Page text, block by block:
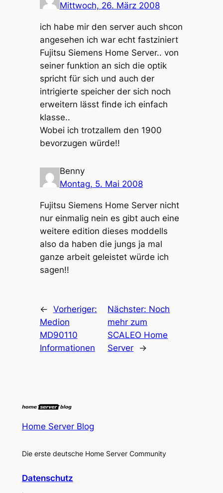
Mittwoch, 26. März 2008
ich habe mir den server auch shcon
angesehen ich war echt fastziniert
Fujitsu Siemens Home Server.. von
seiner funktion an sich die optik
spricht für sich und auch der
intrigierte speicher der sich noch
erweitern lässt finde ich einfach
klasse..
Wobei ich trotzallem den 1900
bevorzugen würde!!
Benny
Montag, 5. Mai 2008
Fujitsu Siemens Home Server nicht
nur einmalig nein es gibt auch eine
weitere edition dieses moddells
also da haben die jungs ja mal
ganze arbeit geleistet würde ich
sagen!!
← Vorheriger:
Medion
MD90110
Informationen
Nächster: Noch
mehr zum
SCALEO Home
Server
→
Home Server Blog
Die erste deutsche Home Server Community
Datenschutz